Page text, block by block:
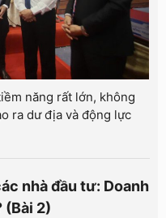
năng rất lớn, không
ra dư địa và động lực
nhà đầu tư: Doanh
(Bài 2)